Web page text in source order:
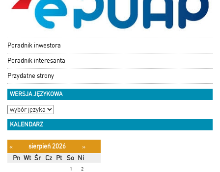
Poradnik inwestora
Poradnik interesanta
Przydatne strony
WERSJA JĘZYKOWA
KALENDARZ
« sierpień 2026
»
Pn Wt Śr Cz Pt So Ni
1
2